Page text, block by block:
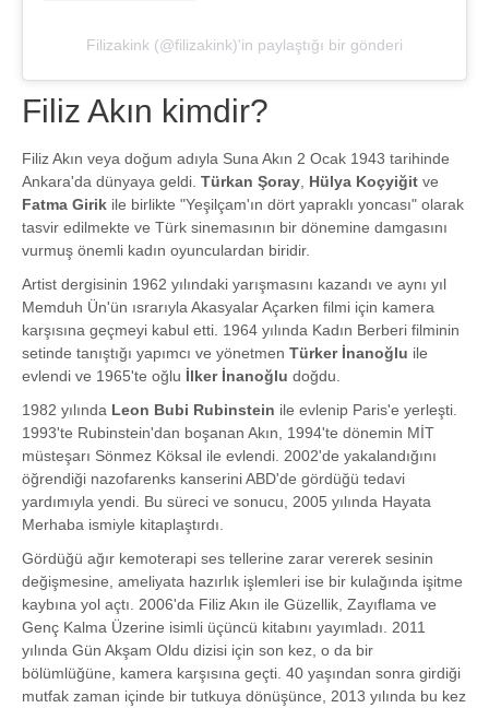
Filizakink (@filizakink)'in paylaştığı bir gönderi
Filiz Akın kimdir?
Filiz Akın veya doğum adıyla Suna Akın 2 Ocak 1943 tarihinde
Ankara'da dünyaya geldi. Türkan Şoray, Hülya Koçyiğit ve
Fatma Girik ile birlikte "Yeşilçam'ın dört yapraklı yoncası" olarak
tasvir edilmekte ve Türk sinemasının bir dönemine damgasını
vurmuş önemli kadın oyunculardan biridir.
Artist dergisinin 1962 yılındaki yarışmasını kazandı ve aynı yıl
Memduh Ün'ün ısrarıyla Akasyalar Açarken filmi için kamera
karşısına geçmeyi kabul etti. 1964 yılında Kadın Berberi filminin
setinde tanıştığı yapımcı ve yönetmen Türker İnanoğlu ile
evlendi ve 1965'te oğlu İlker İnanoğlu doğdu.
1982 yılında Leon Bubi Rubinstein ile evlenip Paris'e yerleşti.
1993'te Rubinstein'dan boşanan Akın, 1994'te dönemin MİT
müsteşarı Sönmez Köksal ile evlendi. 2002'de yakalandığını
öğrendiği nazofarenks kanserini ABD'de gördüğü tedavi
yardımıyla yendi. Bu süreci ve sonucu, 2005 yılında Hayata
Merhaba ismiyle kitaplaştırdı.
Gördüğü ağır kemoterapi ses tellerine zarar vererek sesinin
değişmesine, ameliyata hazırlık işlemleri ise bir kulağında işitme
kaybına yol açtı. 2006'da Filiz Akın ile Güzellik, Zayıflama ve
Genç Kalma Üzerine isimli üçüncü kitabını yayımladı. 2011
yılında Gün Akşam Oldu dizisi için son kez, o da bir
bölümlüğüne, kamera karşısına geçti. 40 yaşından sonra girdiği
mutfak zaman içinde bir tutkuya dönüşünce, 2013 yılında bu kez